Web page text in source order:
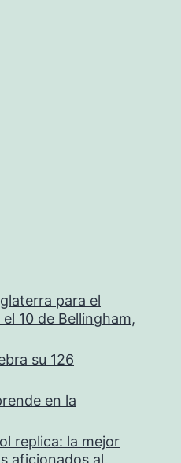
para el
10 de Bellingham,
su 126
en la
replica: la mejor
aficionados al